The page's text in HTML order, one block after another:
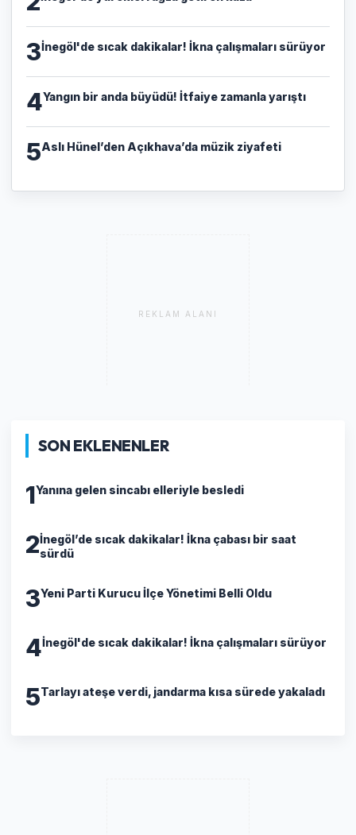
3İnegöl'de sıcak dakikalar! İkna çalışmaları sürüyor
4Yangın bir anda büyüdü! İtfaiye zamanla yarıştı
5Aslı Hünel’den Açıkhava’da müzik ziyafeti
REKLAM ALANI
SON EKLENENLER
1Yanına gelen sincabı elleriyle besledi
2İnegöl’de sıcak dakikalar! İkna çabası bir saat
sürdü
3Yeni Parti Kurucu İlçe Yönetimi Belli Oldu
4İnegöl'de sıcak dakikalar! İkna çalışmaları sürüyor
5Tarlayı ateşe verdi, jandarma kısa sürede yakaladı